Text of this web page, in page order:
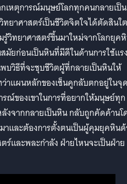
เหตุการณ์มนุษย์โลกทุกคนกลายเป็น
ทยาศาสตร์เป็นชีวิตจิตใจได้ตัดสินใต
รู้วิทยาศาสตร์ขึ้นมาใหม่จากโลกยุค
สมัยก่อนเป็นหินที่มีดีในด้านการใช้แร
บวิธีที่จะชุบชีวิตผู้ที่กลายเป็นหินให้
าแผนหลักของเซ็นคูกลับตกอยู่ในจุ
รณ์ของเขาในการที่อยากให้มนุษย์ทุก
งจากกลายเป็นหิน กลับถูกคัดค้านโ
และต้องการตั้งตนเป็นผู้คุมยุคหิน
ร์และพละกำลัง ฝ่ายไหนจะเป็นฝ่าย